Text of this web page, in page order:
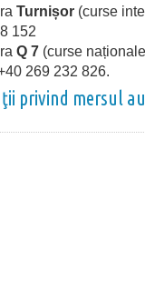
Turnișor (curse
152
Q 7 (curse
269 232 826.
privind mersul